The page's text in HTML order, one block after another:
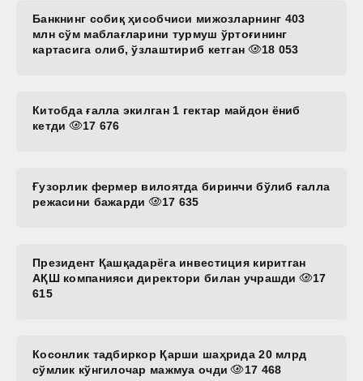
Банкнинг собиқ ҳисобчиси мижозларнинг 403
млн сўм маблағларини турмуш ўртоғининг
картасига олиб, ўзлаштириб кетган
18 053
Китобда ғалла экилган 1 гектар майдон ёниб
кетди
17 676
Ғузорлик фермер вилоятда биринчи бўлиб ғалла
режасини бажарди
17 635
Президент Қашқадарёга инвестиция киритган
АҚШ компанияси директори билан учрашди
17
615
Косонлик тадбиркор Қарши шаҳрида 20 млрд
сўмлик кўнгилочар мажмуа очди
17 468